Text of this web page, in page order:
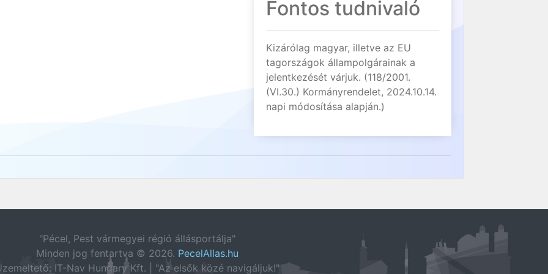
Fontos tudnivaló
Kizárólag magyar, illetve az EU
tagországok állampolgárainak a
jelentkezését várjuk. (118/2001.
(VI.30.) Kormányrendelet, 2024.10.14.
napi módosítása alapján.)
"Pécel, Pest vármegyei régió állásportálja"
Minden jog fentartva © 2026. PecelAllas.hu
IT-Nav Hungary Kft. | "Az elsők közé navigáljuk!"